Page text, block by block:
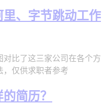
、字节跳动工作
比了这三家公司在各个方
，仅供求职者参考
简历？